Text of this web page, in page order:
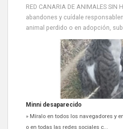
RED CANARIA DE ANIMALES SIN
abandones y cuídale
animal perdido o en adopción,
Minni desaparecido
» Míralo en todos los navegadores y
o en todas las redes sociales c...